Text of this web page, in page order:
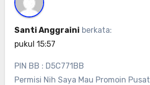
Santi Anggraini berkata:
pukul 15:57
PIN BB : D5C771BB
Permisi Nih Saya Mau Promoin Pusat